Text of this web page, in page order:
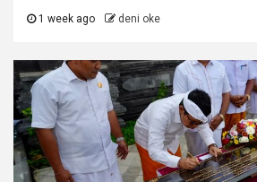
1 week ago deni oke